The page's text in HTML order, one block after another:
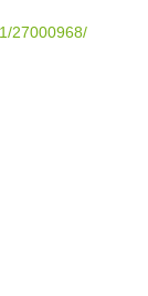
27000968/